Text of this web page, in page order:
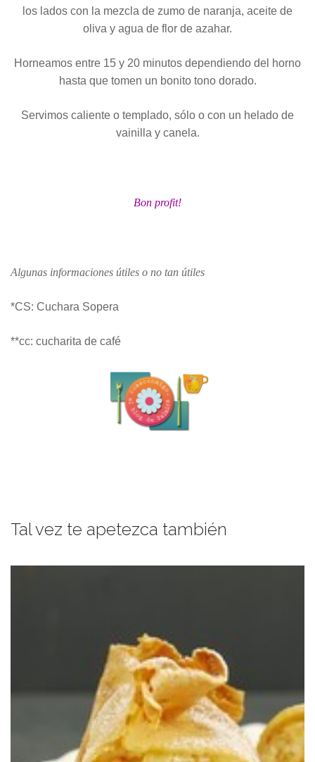
los lados con la mezcla de zumo de naranja, aceite de
oliva y agua de flor de azahar.
Horneamos entre 15 y 20 minutos dependiendo del horno
hasta que tomen un bonito tono dorado.
Servimos caliente o templado, sólo o con un helado de
vainilla y canela.
Bon profit!
Algunas informaciones útiles o no tan útiles
*CS: Cuchara Sopera
**cc: cucharita de café
Tal vez te apetezca también
Todos los sabores de una tarta de manzana en un crep.